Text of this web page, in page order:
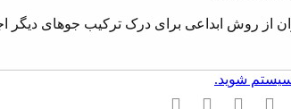
از روش ابداعی برای درک ترکیب جوهای دیگر
سیستم شوید.
Reddit
Pinterest
Tumblr
WhatsApp